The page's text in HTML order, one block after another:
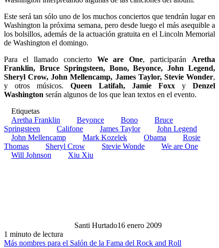
Este será tan sólo uno de los muchos conciertos que tendrán lugar en
Washington la próxima semana, pero desde luego el más asequible a
los bolsillos, además de la actuación gratuita en el Lincoln Memorial
de Washington el domingo.
Para el llamado concierto We are One, participarán Aretha
Franklin, Bruce Springsteen, Bono, Beyonce, John Legend,
Sheryl Crow, John Mellencamp, James Taylor, Stevie Wonder,
y otros músicos. Queen Latifah, Jamie Foxx y Denzel
Washington serán algunos de los que lean textos en el evento.
Etiquetas
Aretha Franklin
Beyonce Bono
Bruce
Springsteen
Califone James Taylor
John Legend
John Mellencamp
Mark Kozelek Obama
Rosie
Thomas
Sheryl Crow Stevie Wonde
We are One
Will Johnson
Xiu Xiu
Santi Hurtado16 enero 2009
1 minuto de lectura
Más nombres para el Salón de la Fama del Rock and Roll